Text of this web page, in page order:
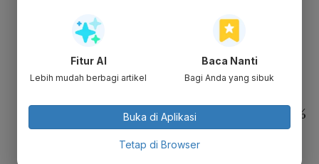
GrabBike, GrabCar: naik 27% menjadi
US$ 247 juta
Layanan keuangan: naik 53% menjadi
US$ 55 juta
EBITDA yang Disesuaikan melonjak 332%
menjadi US$ 153 juta, dengan rincian
sebagai berikut:
Fitur AI
Lebih mudah berbagi artikel
Baca Nanti
Bagi Anda yang sibuk
Buka di Aplikasi
Tetap di Browser